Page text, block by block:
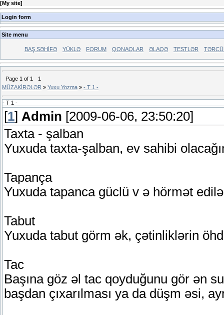
[My site]
Login form
Site menu
BAŞ SƏHİFƏ YÜKLƏ FORUM QONAQLAR ƏLAQƏ TESTLƏR
Page 1 of 1
1
MÜZAKİRƏLƏR » Yuxu Yozma » - T 1 -
- T 1 -
[1] Admin [2009-06-06, 23:50:20]
Taxta - şalban
Yuxuda taxta-şalban, ev sahibi
Tapança
Yuxuda tapanca güclü v ə hörmət
Tabut
Yuxuda tabut görm ək, çətinliklərin
Tac
Başına göz əl tac qoyduğunu gör ən
başdan çıxarılması ya da düşm əsi,